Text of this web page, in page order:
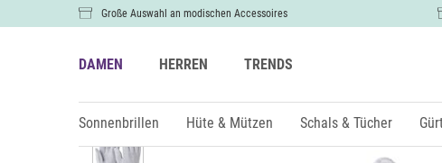
Große Auswahl an modischen Accessoires
DAMEN HERREN TRENDS
Sonnenbrillen Hüte & Mützen Schals & Tücher